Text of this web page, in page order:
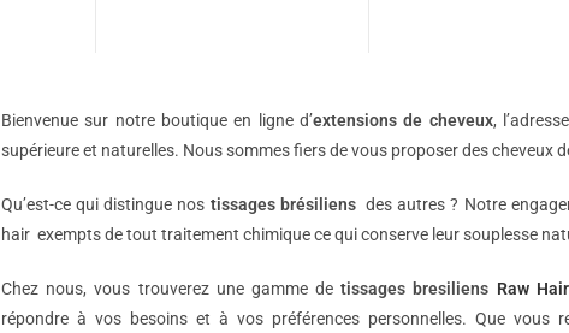
Bienvenue sur notre boutique en ligne d’extensions de cheveux,
supérieure et naturelles. Nous sommes fiers de vous proposer des cheveux
Qu’est-ce qui distingue nos tissages brésiliensdes autres ? Notre
hair exempts de tout traitement chimique ce qui conserve leur souplesse
Chez nous, vous trouverez une gamme detissages bresiliens Raw Hair
répondre à vos besoins et à vos préférences personnelles. Que vous